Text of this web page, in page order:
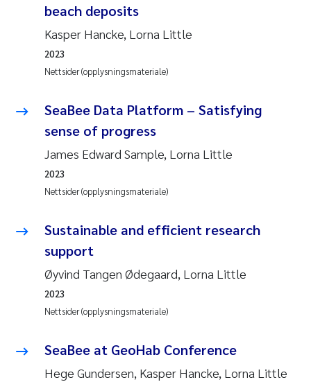
Kathrine Ivsett Johnsen
Line Johanne Barkved
Juan Carlos Farias Pardo
Chiara Consolaro
Frode Sundnes
Andrew Luke King
Ian Allan
Bert van Bavel
Kathinka Fürst
beach deposits
Kasper Hancke, Lorna Little
Nettsider (opplysningsmateriale)
2023
SeaBee Data Platform – Satisfying
sense of progress
James Edward Sample, Lorna Little
Nettsider (opplysningsmateriale)
2023
Sustainable and efficient research
support
Øyvind Tangen Ødegaard, Lorna Little
Nettsider (opplysningsmateriale)
2023
SeaBee at GeoHab Conference
Hege Gundersen, Kasper Hancke, Lorna Little